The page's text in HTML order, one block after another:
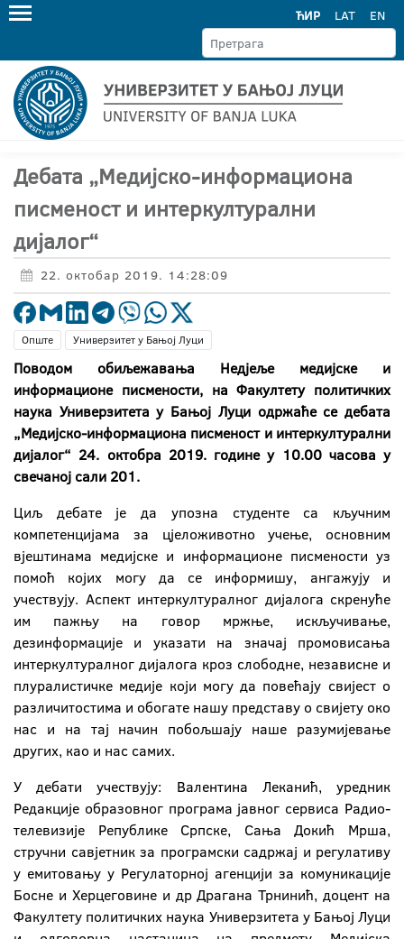
ЋИР LAT EN
Дебата „Медијско-информациона
писменост и интеркултурални
дијалог“
22. октобар 2019. 14:28:09
Опште Универзитет у Бањој Луци
Поводом обиљежавања Недјеље медијске и
информационе писмености, на Факултету политичких
наука Универзитета у Бањој Луци одржаће се дебата
„Медијско-информациона писменост и интеркултурални
дијалог“ 24. октобра 2019. године у 10.00 часова у
свечаној сали 201.
Циљ дебате је да упозна студенте са кључним
компетенцијама за цјеложивотно учење, основним
вјештинама медијске и информационе писмености уз
помоћ којих могу да се информишу, ангажују и
учествују. Аспект интеркултуралног дијалога скренуће
им пажњу на говор мржње, искључивање,
дезинформације и указати на значај промовисања
интеркултуралног дијалога кроз слободне, независне и
плуралистичке медије који могу да повећају свијест о
различитостима и обогате нашу представу о свијету око
нас и на тај начин побољшају наше разумијевање
других, као и нас самих.
У дебати учествују: Валентина Леканић, уредник
Редакције образовног програма јавног сервиса Радио-
телевизије Републике Српске, Сања Докић Мрша,
стручни савјетник за програмски садржај и регулативу
у емитовању у Регулаторној агенцији за комуникације
Босне и Херцеговине и др Драгана Трнинић, доцент на
Факултету политичких наука Универзитета у Бањој Луци